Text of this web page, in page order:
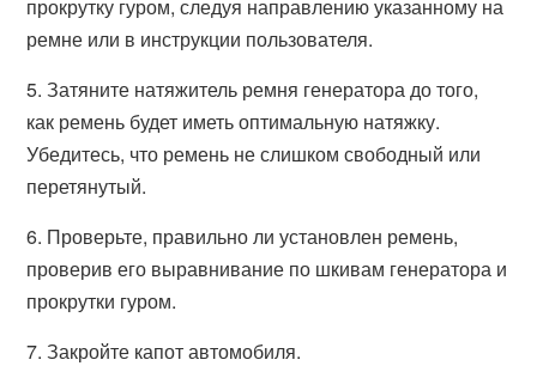
прокрутку гуром, следуя направлению указанному на
ремне или в инструкции пользователя.
5. Затяните натяжитель ремня генератора до того,
как ремень будет иметь оптимальную натяжку.
Убедитесь, что ремень не слишком свободный или
перетянутый.
6. Проверьте, правильно ли установлен ремень,
проверив его выравнивание по шкивам генератора и
прокрутки гуром.
7. Закройте капот автомобиля.